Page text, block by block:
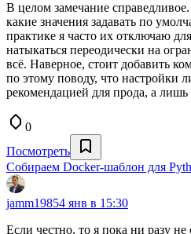
В целом замечание
какие значения задавать по
практике я часто их отключаю
натыкаться переодически на
всё. Наверное, стоит добавить
по этому поводу, что настройки
рекомендацией для прода, а лишь
0
Посмотреть
Собираем Docker-шаблон для
jamm19854 янв в 15:30
Если честно, то я пока ни разу не